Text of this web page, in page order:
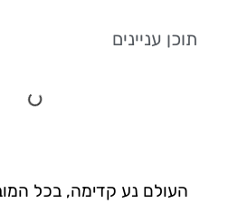
העולם נע קדימה, בכל
תוכן עניינים